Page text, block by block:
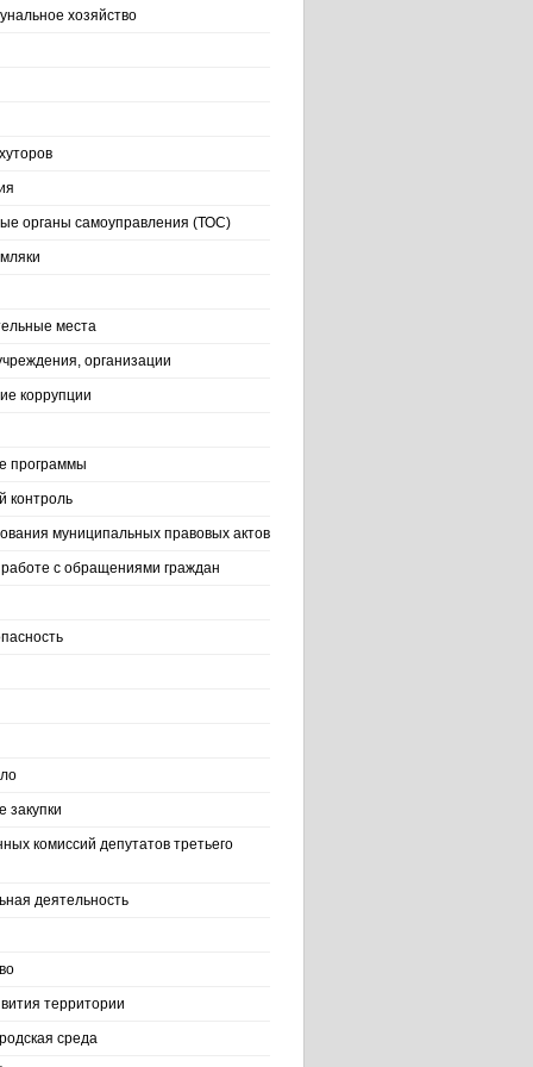
хозяйство
органы самоуправления (ТОС)
места
организации
коррупции
программы
контроль
муниципальных правовых актов
с обращениями граждан
закупки
комиссий депутатов третьего
деятельность
территории
среда